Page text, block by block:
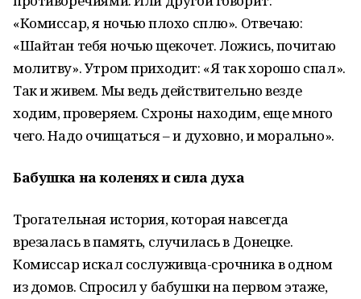
«Комиссар, я ночью плохо сплю». Отвечаю:
«Шайтан тебя ночью щекочет. Ложись, почитаю
молитву». Утром приходит: «Я так хорошо спал».
Так и живем. Мы ведь действительно везде
ходим, проверяем. Схроны находим, еще много
чего. Надо очищаться – и духовно, и морально».
Бабушка на коленях и сила духа
Трогательная история, которая навсегда
врезалась в память, случилась в Донецке.
Комиссар искал сослуживца-срочника в одном
из домов. Спросил у бабушки на первом этаже,